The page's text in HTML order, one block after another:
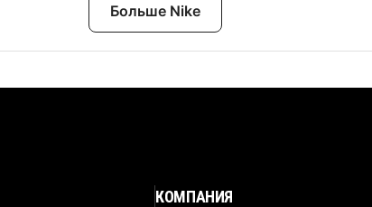
Больше Nike
КОМПАНИЯ